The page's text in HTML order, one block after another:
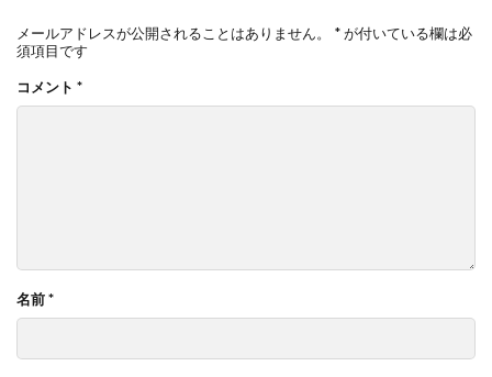
メールアドレスが公開されることはありません。 *が付いている欄は必
須項目です
コメント *
名前*